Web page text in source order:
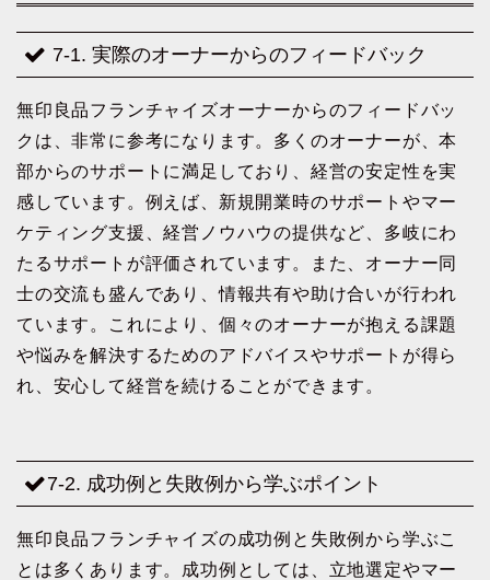
7-1. 実際のオーナーからのフィードバック
無印良品フランチャイズオーナーからのフィードバッ
クは、非常に参考になります。多くのオーナーが、本
部からのサポートに満足しており、経営の安定性を実
感しています。例えば、新規開業時のサポートやマー
ケティング支援、経営ノウハウの提供など、多岐にわ
たるサポートが評価されています。また、オーナー同
士の交流も盛んであり、情報共有や助け合いが行われ
ています。これにより、個々のオーナーが抱える課題
や悩みを解決するためのアドバイスやサポートが得ら
れ、安心して経営を続けることができます。
7-2. 成功例と失敗例から学ぶポイント
無印良品フランチャイズの成功例と失敗例から学ぶこ
とは多くあります。成功例としては、立地選定やマー